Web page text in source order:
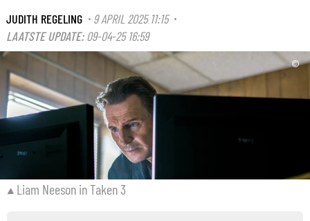
JUDITH REGELING · 9 APRIL 2025 11:15·
LAATSTE UPDATE: 09-04-25 16:59
©
Liam Neeson in Taken 3